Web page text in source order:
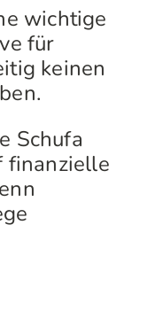
wichtige
für
keinen
Schufa
finanzielle